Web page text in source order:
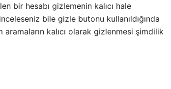
bir hesabı gizlemenin kalıcı hale
bile gizle butonu kullanıldığında
kalıcı olarak gizlenmesi şimdilik